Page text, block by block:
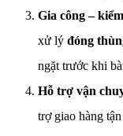
Gia công –
xử lý đóng
ngặt trước khi
Hỗ trợ vận
trợ giao hàng